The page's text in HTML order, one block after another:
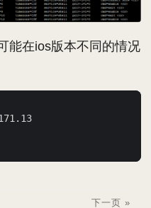
能在ios版本不同的情况
下一页 »